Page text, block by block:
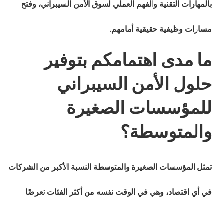
بالمهارات التقنية والفهم العملي لسوق الأمن السيبراني، وفتح
مسارات وظيفية حقيقية أمامهم.
ما مدى اهتمامكم بتوفير
حلول الأمن السيبراني
للمؤسسات الصغيرة
والمتوسطة؟
تمثل المؤسسات الصغيرة والمتوسطة النسبة الأكبر من الشركات
في أي اقتصاد، وهي في الوقت نفسه من أكثر الفئات تعرضًا